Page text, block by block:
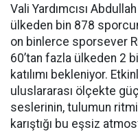
Vali Yardımcısı
ülkeden bin 878
on binlerce sporsever
60’tan fazla ülkeden 2
katılımı bekleniyor.
uluslararası ölçekte
seslerinin, tulumun
karıştığı bu eşsiz